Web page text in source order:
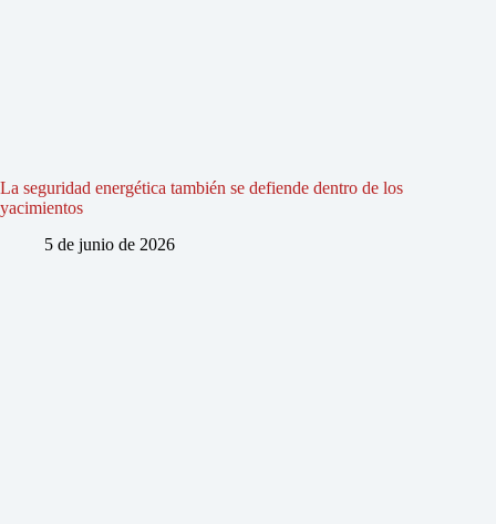
La seguridad energética también se defiende dentro de los
yacimientos
5 de junio de 2026